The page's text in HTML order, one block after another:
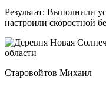
Результат: Выполнили
настроили скоростной
Старовойтов Михаил